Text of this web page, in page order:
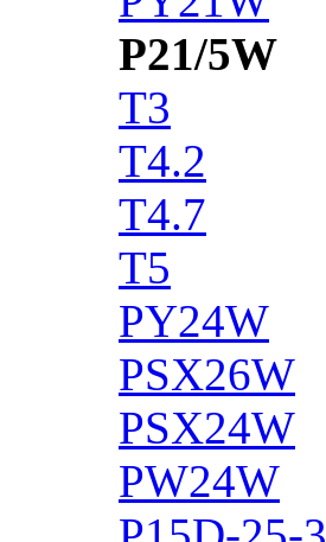
P21/5W
T3
T4.2
T4.7
T5
PY24W
PSX26W
PSX24W
PW24W